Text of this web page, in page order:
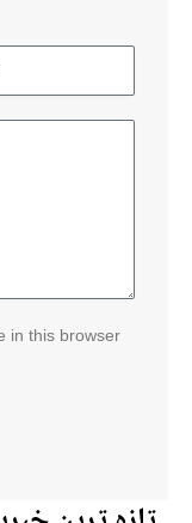
in this browser